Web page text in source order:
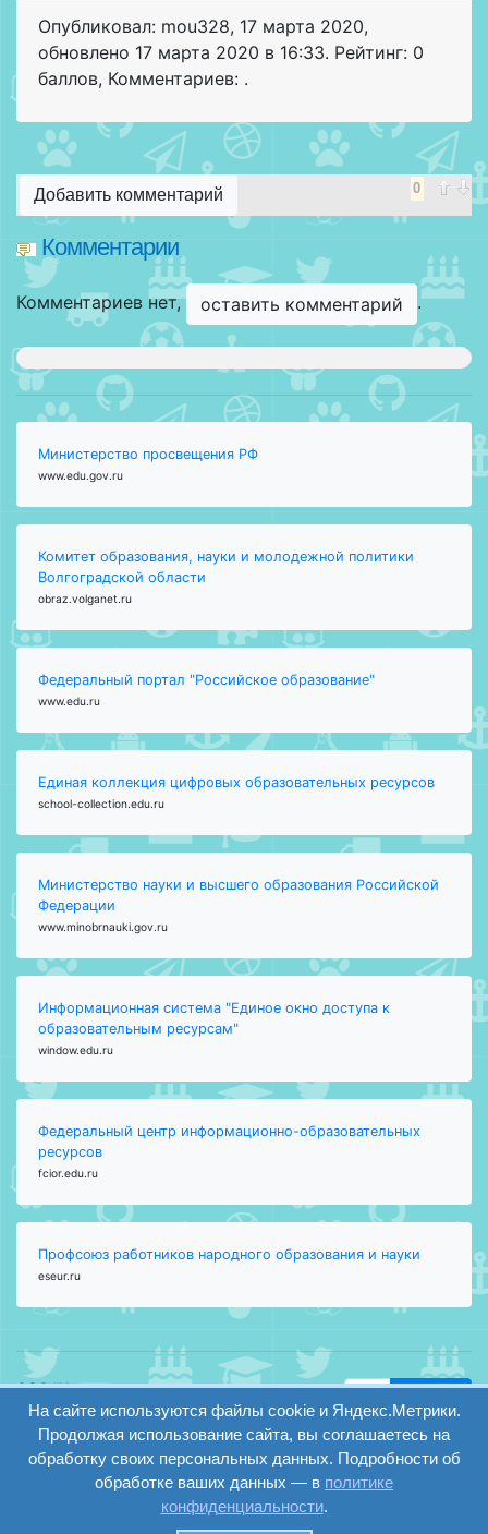
Опубликовал: mou328, 17 марта 2020,
обновлено 17 марта 2020 в 16:33. Рейтинг: 0
баллов, Комментариев: .
0
Добавить комментарий
Комментарии
Комментариев нет, оставить комментарий .
Министерство просвещения РФ
www.edu.gov.ru
Комитет образования, науки и молодежной политики
Волгоградской области
obraz.volganet.ru
Федеральный портал "Российское образование"
www.edu.ru
Единая коллекция цифровых образовательных ресурсов
school-collection.edu.ru
Министерство науки и высшего образования Российской
Федерации
www.minobrnauki.gov.ru
Информационная система "Единое окно доступа к
образовательным ресурсам"
window.edu.ru
Федеральный центр информационно-образовательных
ресурсов
fcior.edu.ru
Профсоюз работников народного образования и науки
eseur.ru
ООО "Центр
образования и
консалтинга"
Волгоград 2008-
2026
вход
регистрация
Версия
сайта для
слабовидящих
На сайте используются файлы cookie и Яндекс.Метрики.
Продолжая использование сайта, вы соглашаетесь на
обработку своих персональных данных. Подробности об
обработке ваших данных — в политике
конфиденциальности.